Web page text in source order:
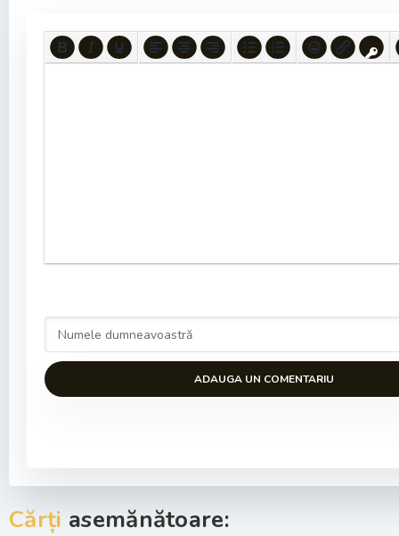
ADAUGA UN COMENTARIU
Cărți asemănătoare: